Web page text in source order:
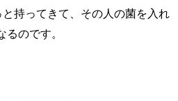
持ってきて、その人の菌を入れ
のです。